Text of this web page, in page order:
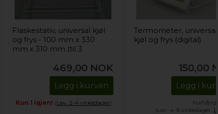
Flaskestativ, universal kjøl
og frys - 100 mm x 330
mm x 310 mm (til 3
469,00 NOK
Legg i kurven
Kun 1 igjen! (Lev. 2-4 virkedager).
Termometer, universal
kjøl og frys (digital)
150,00
Legg i
(Lev. 4-6 virkedager.